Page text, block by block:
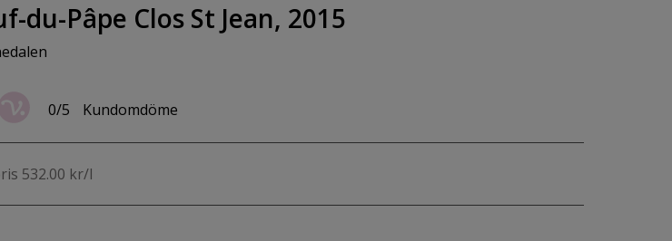
du-Pâpe Clos St Jean, 2015
0/5 Kundomdöme
532.00 kr/l